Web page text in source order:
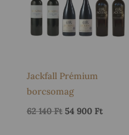
Jackfall Prémium
borcsomag
62 140Ft Original
54 900 FtCurrent